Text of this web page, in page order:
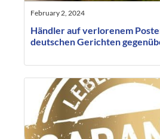
February 2, 2024
Händler auf verlorenem
deutschen Gerichten